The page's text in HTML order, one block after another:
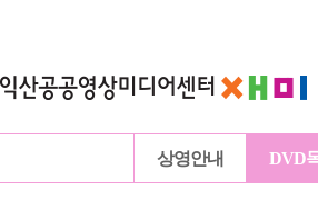
상영안내 DVD